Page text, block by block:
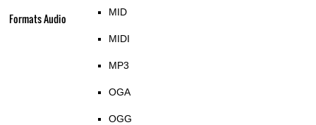
Formats Audio MID
MIDI
MP3
OGA
OGG